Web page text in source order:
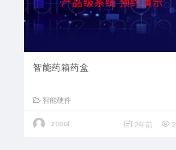
智能药箱药盒
智能硬件
zbeol 2年前